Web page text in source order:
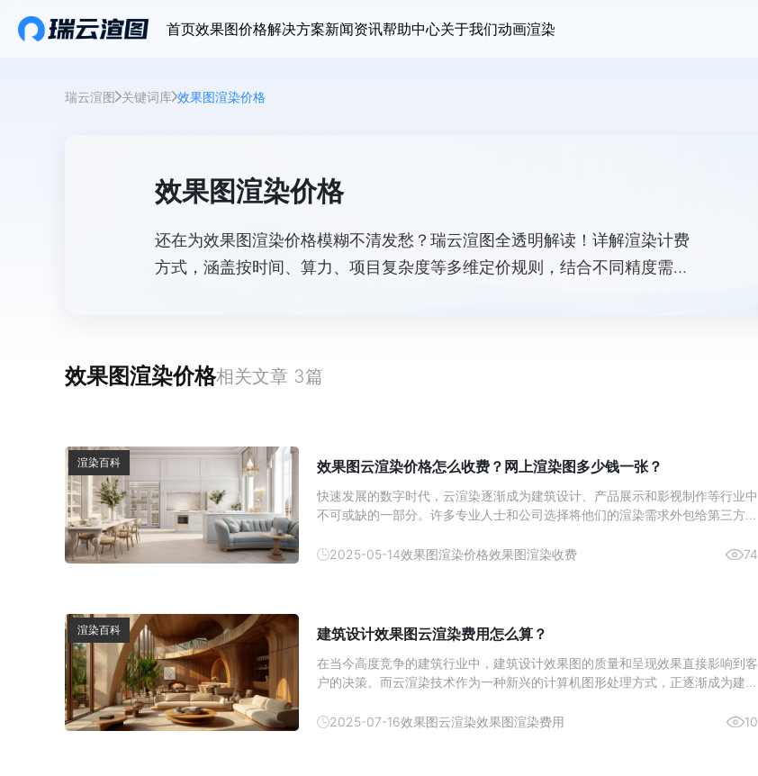
首页效果图价格解决方案新闻资讯帮助中心关于我们动画渲染
瑞云渲图 关键词库 效果图渲染价格
效果图渲染价格
还在为效果图渲染价格模糊不清发愁？瑞云渲图全透明解读！详解渲染计费
方式，涵盖按时间、算力、项目复杂度等多维定价规则，结合不同精度需求
效果图渲染价格相关文章 3篇
渲染百科 效果图云渲染价格怎么收费？网上渲染图多少钱一张？
快速发展的数字时代，云渲染逐渐成为建筑设计、产品展示和影视制作等行业中
不可或缺的一部分。许多专业人士和公司选择将他们的渲染需求外包给第三方渲
&ldquo;效果图云渲染价格怎么收费？&rdquo;和&ldquo;网上渲染图多少钱一张
2025-05-14效果图渲染价格效果图渲染收费 74
渲染百科 建筑设计效果图云渲染费用怎么算？
在当今高度竞争的建筑行业中，建筑设计效果图的质量和呈现效果直接影响到客
户的决策。而云渲染技术作为一种新兴的计算机图形处理方式，正逐渐成为建筑
图渲染费用进行解答。&nbsp;以瑞云渲图为例，我们可以了解到该云渲染平台
2025-07-16效果图云渲染效果图渲染费用 10